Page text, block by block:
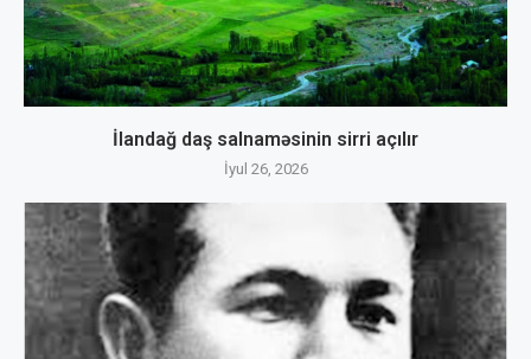
İlandağ daş salnaməsinin sirri açılır
İyul 26, 2026